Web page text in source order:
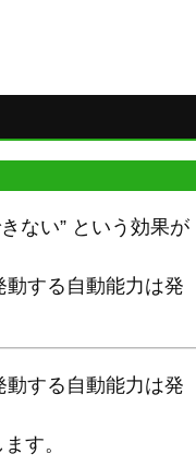
ない” という効果が
動する自動能力は発
動する自動能力は発
す。